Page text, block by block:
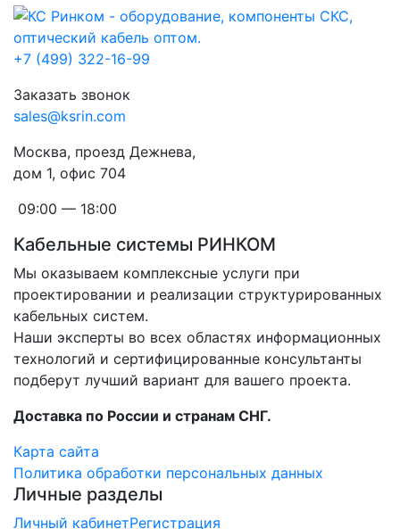
+7 (499) 322-16-99
Заказать звонок
sales@ksrin.com
Москва, проезд Дежнева,
дом 1, офис 704
09:00 — 18:00
Кабельные системы РИНКОМ
Мы оказываем комплексные услуги при
проектировании и реализации структурированных
кабельных систем.
Наши эксперты во всех областях информационных
технологий и сертифицированные консультанты
подберут лучший вариант для вашего проекта.
Доставка по России и странам СНГ.
Карта сайта
Политика обработки персональных данных
Личные разделы
Личный кабинетРегистрация